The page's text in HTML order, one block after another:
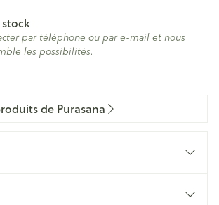
par téléphone ou par e-mail et nous
les possibilités.
de Purasana